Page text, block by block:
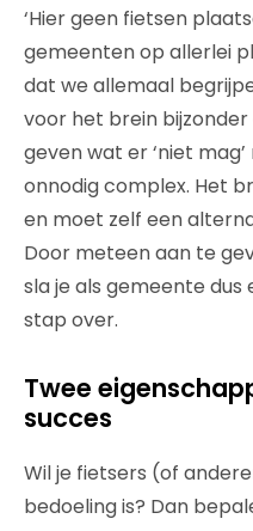
‘Hier geen fietsen
gemeenten op allerlei
dat we allemaal
voor het brein bijzonder
geven wat er ‘niet
onnodig complex. Het
en moet zelf een
Door meteen aan te
sla je als gemeente
stap over.
Twee
succes
Wil je fietsers (of
bedoeling is? Dan